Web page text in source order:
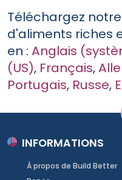
Téléchargez
d'aliments riches
en : Anglais
(US), Français,
Portugais, Russe,
INFORMATIONS
À propos de Build Better